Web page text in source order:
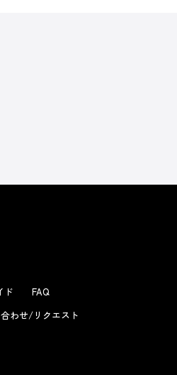
ド
FAQ
わせ/リクエスト